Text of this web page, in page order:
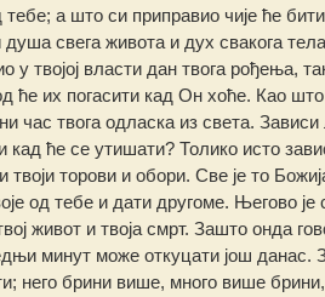
а што си приправио чије ће
свега живота и дух свакога
власти дан твога рођења,
их погасити кад Он хоће. Као што
час твога одласка из света.
ће се утишати? Толико исто
торови и обори. Све је то
од тебе и дати другоме. Његово је
живот и твоја смрт. Зашто онда
минут може откуцати још
него брини више, много више